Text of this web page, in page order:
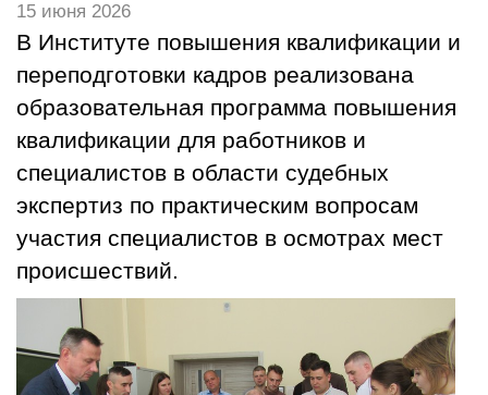
15 июня 2026
В Институте повышения квалификации и
переподготовки кадров реализована
образовательная программа повышения
квалификации для работников и
специалистов в области судебных
экспертиз по практическим вопросам
участия специалистов в осмотрах мест
происшествий.